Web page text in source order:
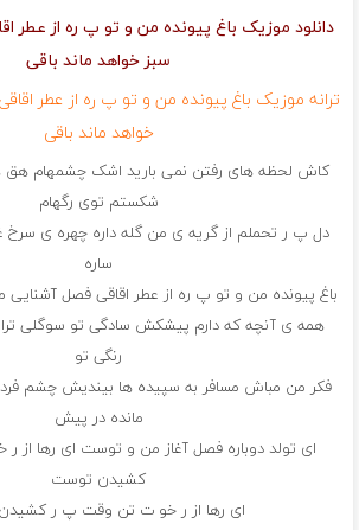
دانلود موزیک باغ پیونده من و تو پ ره از عطر
سبز خواهد ماند باقی
ترانه موزیک باغ پیونده من و تو پ ره از عطر
خواهد ماند باقی
کاش لحظه های رفتن نمی بارید اشک چشمهام هق
شکستم توی رگهام
دل پ ر تحملم از گریه ی من گله داره چهره ی سرخ
ساره
باغ پیونده من و تو پ ره از عطر اقاقی فصل آشنایی
همه ی آنچه که دارم پیشکش سادگی تو سوگلی
رنگی تو
فکر من مباش مسافر به سپیده ها بیندیش چشم
مانده در پیش
ای تولد دوباره فصل آغاز من و توست ای رها
کشیدن توست
ای رها از ر خو ت تن وقت پ ر